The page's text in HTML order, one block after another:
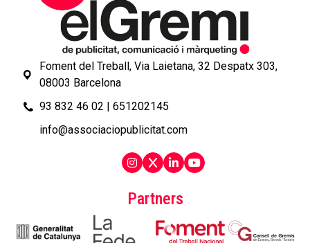
Partners
Foment del Treball, Via Laietana, 32 Despatx 303,
08003 Barcelona
93 832 46 02 | 651202145
info@associaciopublicitat.com